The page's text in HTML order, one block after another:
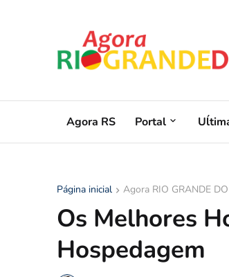
Agora RS Portal
Página inicial Agora RIO GRANDE
Os Melhores
Hospedagem